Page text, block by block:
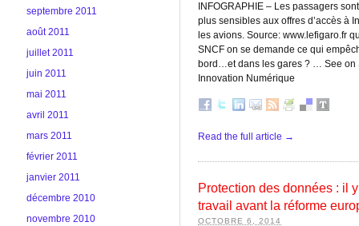
INFOGRAPHIE – Les passagers
plus sensibles aux offres d’accès à
les avions. Source: www.lefigaro.fr
SNCF on se demande ce qui
bord…et dans les gares ? … See on
Innovation Numérique
Read the full article →
Protection des données : il
travail avant la réforme
OCTOBRE 6, 2014
septembre 2011
août 2011
juillet 2011
juin 2011
mai 2011
avril 2011
mars 2011
février 2011
janvier 2011
décembre 2010
novembre 2010